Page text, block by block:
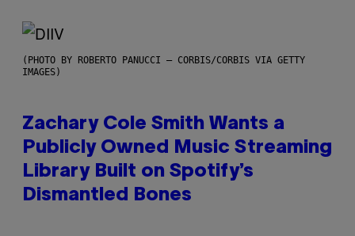
(PHOTO BY ROBERTO PANUCCI – CORBIS/CORBIS VIA GETTY
IMAGES)
Zachary Cole Smith Wants a
Publicly Owned Music Streaming
Library Built on Spotify’s
Dismantled Bones